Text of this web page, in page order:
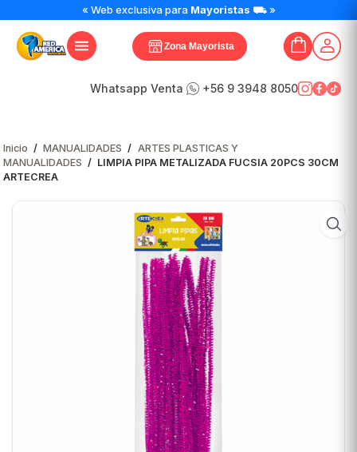
« Web exclusiva para Mayoristas ⛟ »
Zona Mayorista
Whatsapp Venta +56 9 3948 8050
Inicio / MANUALIDADES / ARTES PLASTICAS Y
MANUALIDADES / LIMPIA PIPA METALIZADA FUCSIA 20PCS 30CM
ARTECREA
PIPA
METALIZADA
FUCSIA